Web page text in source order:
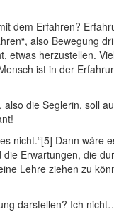
dem Erfahren?
also Bewegung
herzustellen.
ist in der
die Seglerin, soll
nicht.“[5] Dann wäre
Erwartungen, die
Lehre ziehen zu
darstellen? Ich